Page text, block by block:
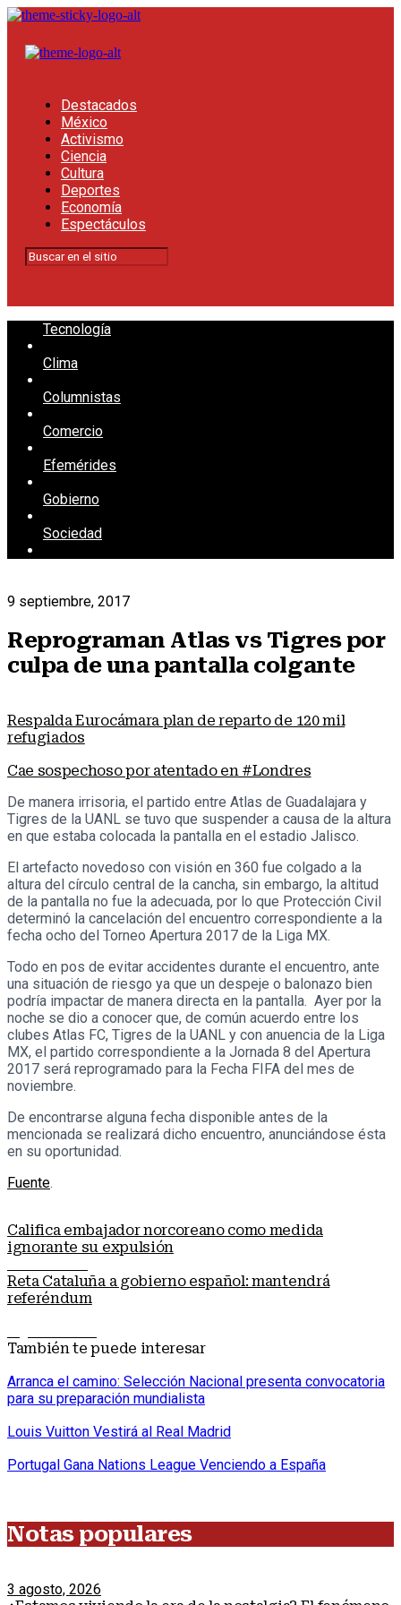
Destacados
México
Activismo
Ciencia
Cultura
Deportes
Economía
Espectáculos
Tecnología
Clima
Columnistas
Comercio
Efemérides
Gobierno
Sociedad
9 septiembre, 2017
Reprograman Atlas vs Tigres por
culpa de una pantalla colgante
Respalda Eurocámara plan de reparto de 120 mil
refugiados
Cae sospechoso por atentado en #Londres
De manera irrisoria, el partido entre Atlas de Guadalajara y
Tigres de la UANL se tuvo que suspender a causa de la altura
en que estaba colocada la pantalla en el estadio Jalisco.
El artefacto novedoso con visión en 360 fue colgado a la
altura del círculo central de la cancha, sin embargo, la altitud
de la pantalla no fue la adecuada, por lo que Protección Civil
determinó la cancelación del encuentro correspondiente a la
fecha ocho del Torneo Apertura 2017 de la Liga MX.
Todo en pos de evitar accidentes durante el encuentro, ante
una situación de riesgo ya que un despeje o balonazo bien
podría impactar de manera directa en la pantalla. Ayer por la
noche se dio a conocer que, de común acuerdo entre los
clubes Atlas FC, Tigres de la UANL y con anuencia de la Liga
MX, el partido correspondiente a la Jornada 8 del Apertura
2017 será reprogramado para la Fecha FIFA del mes de
noviembre.
De encontrarse alguna fecha disponible antes de la
mencionada se realizará dicho encuentro, anunciándose ésta
en su oportunidad.
Fuente.
Califica embajador norcoreano como medida
ignorante su expulsión
Reta Cataluña a gobierno español: mantendrá
referéndum
También te puede interesar
Arranca el camino: Selección Nacional presenta convocatoria
para su preparación mundialista
Louis Vuitton Vestirá al Real Madrid
Portugal Gana Nations League Venciendo a España
Notas populares
3 agosto, 2026